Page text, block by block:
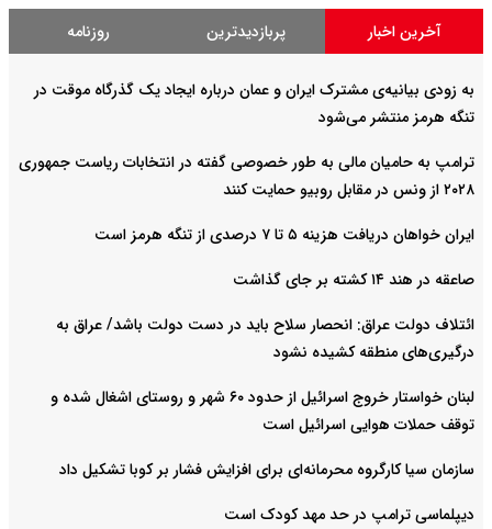
آخرین اخبار پربازدیدترین روزنامه
به زودی بیانیه‌ی مشترک ایران و عمان درباره ایجاد یک گذرگاه موقت در
تنگه هرمز منتشر می‌شود
ترامپ به حامیان مالی به طور خصوصی گفته در انتخابات ریاست جمهوری
۲۰۲۸ از ونس در مقابل روبیو حمایت کنند
ایران خواهان دریافت هزینه ۵ تا ۷ درصدی از تنگه هرمز است
صاعقه در هند ۱۴ کشته بر جای گذاشت
ائتلاف دولت عراق: انحصار سلاح باید در دست دولت باشد/ عراق به
درگیری‌های منطقه کشیده نشود
لبنان خواستار خروج اسرائیل از حدود ۶۰ شهر و روستای اشغال شده‌ و
توقف حملات هوایی اسرائیل است
سازمان سیا کارگروه محرمانه‌ای برای افزایش فشار بر کوبا تشکیل داد
دیپلماسی ترامپ در حد مهد کودک است